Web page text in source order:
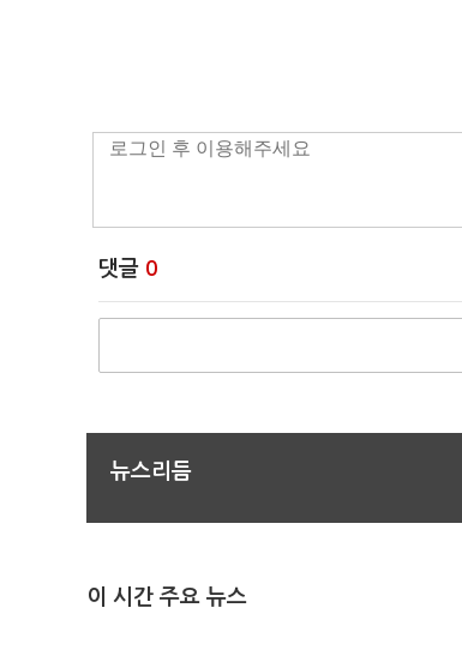
댓글 0
뉴스리듬
이 시간 주요 뉴스